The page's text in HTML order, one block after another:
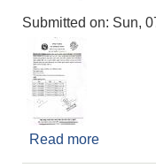
Submitted on: Sun,
Read more